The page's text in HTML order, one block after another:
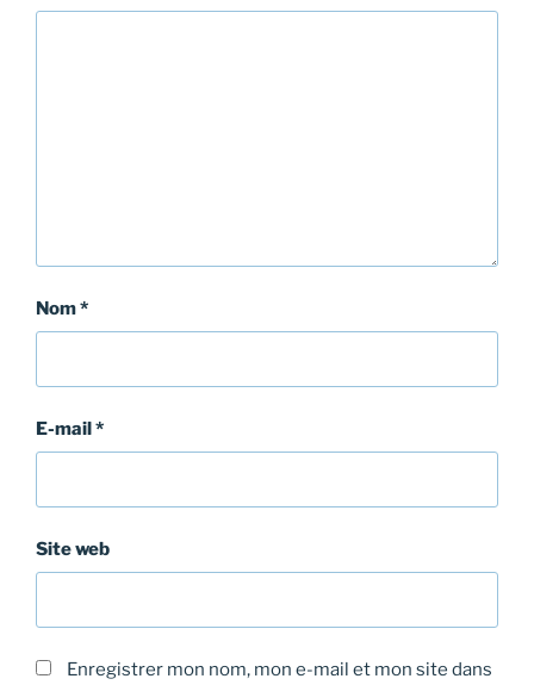
Nom*
E-mail*
Site web
Enregistrer mon nom, mon e-mail et mon site dans